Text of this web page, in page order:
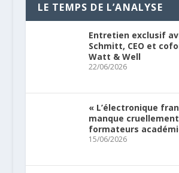
LE TEMPS DE L’ANALYSE
Entretien exclusif
Schmitt, CEO et
Watt & Well
22/06/2026
« L’électronique
manque
formateurs
15/06/2026